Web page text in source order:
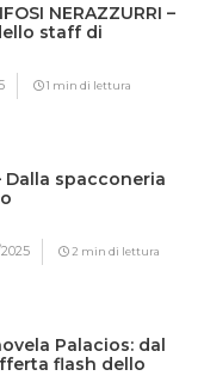
NERAZZURRI –
staff di
1 min di lettura
Dalla spacconeria
2 min di lettura
Palacios: dal
flash dello